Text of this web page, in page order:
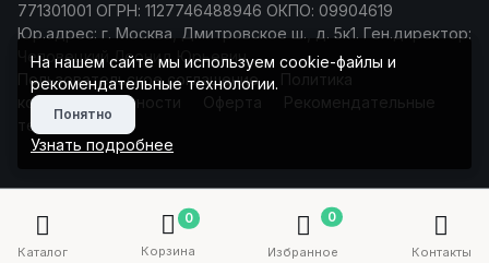
771301001 ОГРН: 1127746488946 ОКПО: 09904619
Юр.адрес: г. Москва, Дмитровское ш., д. 5к1. Ген.директор:
Чеповецкий Леонид Юрьевич
Пользовательское соглашение
Политика
конфиденциальности
Оферта
Рекомендательные
технологии
Каталог
0
Корзина
0
Избранное Контакты
На нашем сайте мы используем cookie-файлы и
рекомендательные технологии.
Понятно
Узнать подробнее